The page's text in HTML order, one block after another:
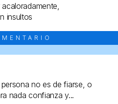
insultos
no es de fiarse, o
nada confianza y...